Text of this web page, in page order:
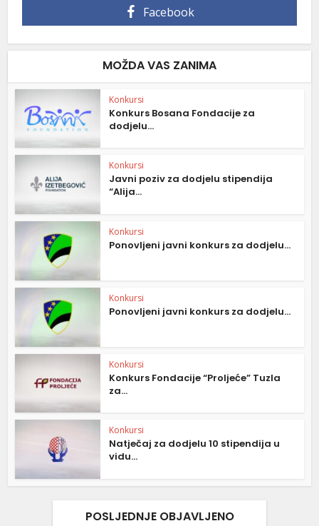
Facebook
MOŽDA VAS ZANIMA
Konkursi
Konkurs Bosana Fondacije za
dodjelu...
Konkursi
Javni poziv za dodjelu stipendija
“Alija...
Konkursi
Ponovljeni javni konkurs za dodjelu...
Konkursi
Ponovljeni javni konkurs za dodjelu...
Konkursi
Konkurs Fondacije “Proljeće” Tuzla
za...
Konkursi
Natječaj za dodjelu 10 stipendija u
vidu...
POSLJEDNJE OBJAVLJENO